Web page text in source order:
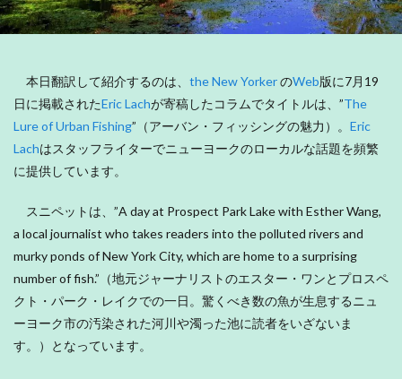
本日翻訳して紹介するのは、 the New YorkerのWeb版に7月19
日に掲載されたEric Lachが寄稿したコラムでタイトルは、”The
Lure of Urban Fishing”（アーバン・フィッシングの魅力）。 Eric
Lachはスタッフライターでニューヨークのローカルな話題を頻繁
に提供しています。
スニペットは、”A day at Prospect Park Lake with Esther Wang,
a local journalist who takes readers into the polluted rivers and
murky ponds of New York City, which are home to a surprising
number of fish.”（地元ジャーナリストのエスター・ワンとプロスペ
クト・パーク・レイクでの一日。驚くべき数の魚が生息するニュ
ーヨーク市の汚染された河川や濁った池に読者をいざないま
す。）となっています。